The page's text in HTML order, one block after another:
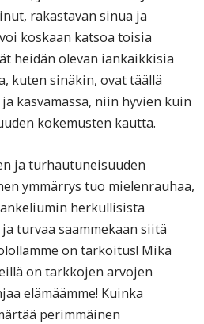
rakastavan sinua ja
koskaan katsoa toisia
heidän olevan iankaikkisia
kuten sinäkin, ovat täällä
kasvamassa, niin hyvien kuin
kokemusten kautta.
ja turhautuneisuuden
ymmärrys tuo mielenrauhaa,
herkullisista
turvaa saammekaan siitä
on tarkoitus! Mikä
on tarkkojen arvojen
elämäämme! Kuinka
perimmäinen